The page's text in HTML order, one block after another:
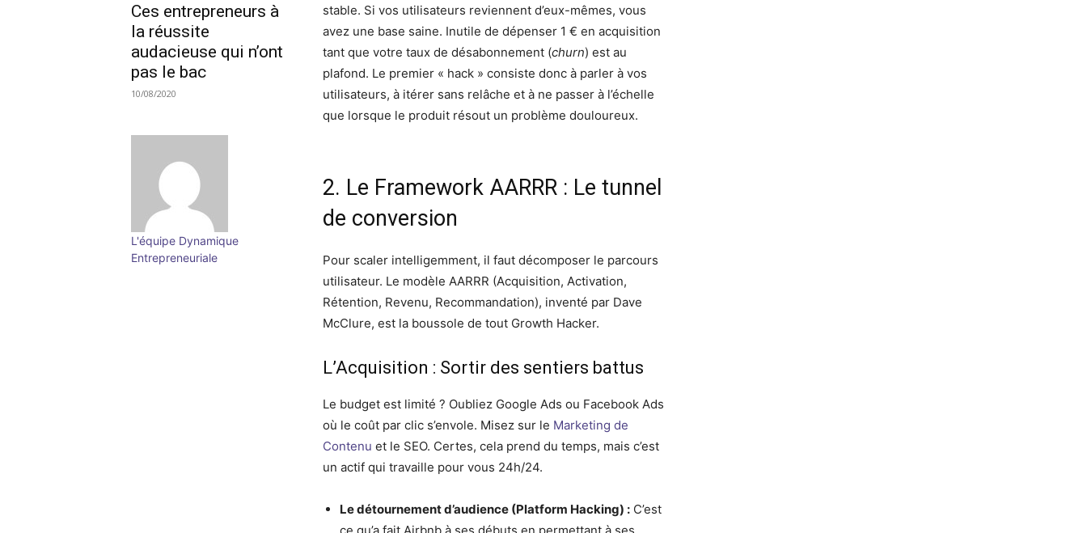
Ces entrepreneurs à
la réussite
audacieuse qui n’ont
pas le bac
10/08/2020
L'équipe Dynamique
Entrepreneuriale
stable. Si vos utilisateurs reviennent d’eux-mêmes, vous
avez une base saine. Inutile de dépenser 1 € en acquisition
tant que votre taux de désabonnement (churn) est au
plafond. Le premier « hack » consiste donc à parler à vos
utilisateurs, à itérer sans relâche et à ne passer à l’échelle
que lorsque le produit résout un problème douloureux.
2. Le Framework AARRR : Le tunnel
de conversion
Pour scaler intelligemment, il faut décomposer le parcours
utilisateur. Le modèle AARRR (Acquisition, Activation,
Rétention, Revenu, Recommandation), inventé par Dave
McClure, est la boussole de tout Growth Hacker.
L’Acquisition : Sortir des sentiers battus
Le budget est limité ? Oubliez Google Ads ou Facebook Ads
où le coût par clic s’envole. Misez sur le Marketing de
Contenu et le SEO. Certes, cela prend du temps, mais c’est
un actif qui travaille pour vous 24h/24.
Le détournement d’audience (Platform Hacking) : C’est